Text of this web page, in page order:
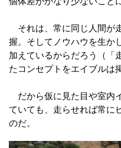
それは、常に同じ人間が
握。そしてノウハウを生か
加えているからだろう（「
たコンセプトをエイブルは
だから仮に見た目や室内
ていても、走らせれば常に
のだ。